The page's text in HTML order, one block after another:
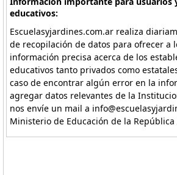
educativos:
Escuelasyjardines.com.ar realiza
de recopilación de datos para ofrecer a
información precisa acerca de los
educativos tanto privados como
caso de encontrar algún error en la
agregar datos relevantes de la
nos envíe un mail a
Ministerio de Educación de la